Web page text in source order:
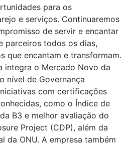
para os
e serviços. Continuaremos
de servir e encantar
parceiros todos os dias,
que encantam e transformam.
integra o Mercado Novo da
nível de Governança
com certificações
como o Índice de
B3 e melhor avaliação do
Project (CDP), além da
da ONU. A empresa também